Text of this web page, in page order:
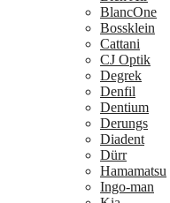
BlancOne
Bossklein
Cattani
CJ Optik
Degrek
Denfil
Dentium
Derungs
Diadent
Dürr
Hamamatsu
Ingo-man